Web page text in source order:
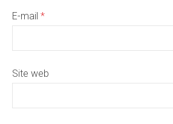
E-mail *
Site web